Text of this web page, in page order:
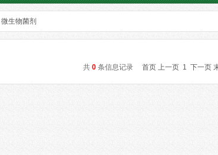
微生物菌剂
共 0 条信息记录 首页 上一页 1 下一页